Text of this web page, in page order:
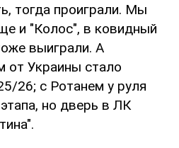
тогда проиграли. Мы
и "Колос", в ковидный
выиграли. А
от Украины стало
26; с Ротанем у руля
но дверь в ЛК